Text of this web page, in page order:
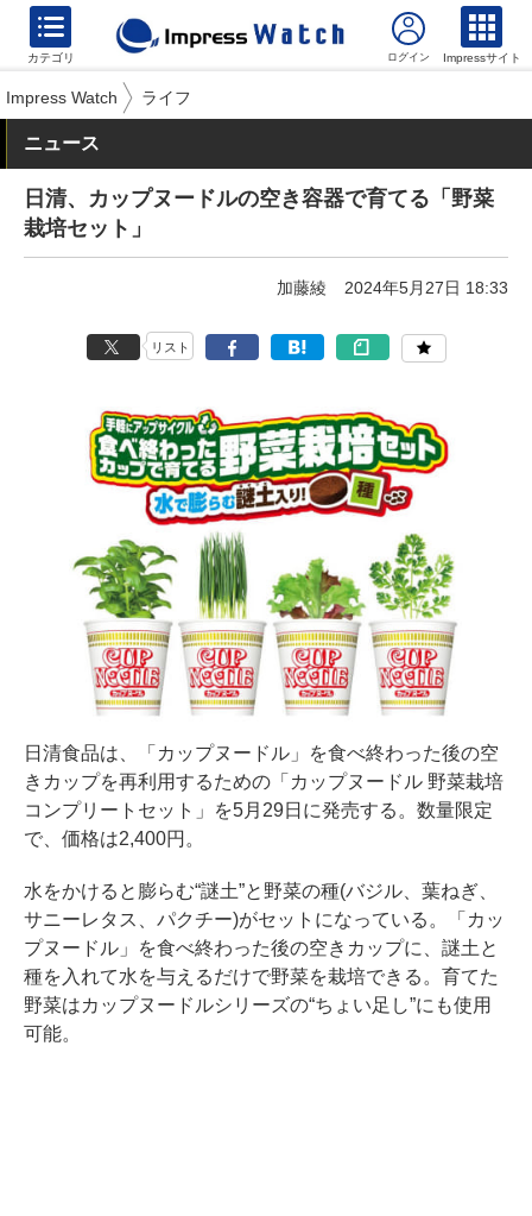
カテゴリ Impressサイト
Impress Watch ライフ
ニュース
日清、カップヌードルの空き容器で育てる「野菜
栽培セット」
加藤綾 2024年5月27日 18:33
リスト
日清食品は、「カップヌードル」を食べ終わった後の空
きカップを再利用するための「カップヌードル 野菜栽培
コンプリートセット」を5月29日に発売する。数量限定
で、価格は2,400円。
水をかけると膨らむ“謎土”と野菜の種(バジル、葉ねぎ、
サニーレタス、パクチー)がセットになっている。「カッ
プヌードル」を食べ終わった後の空きカップに、謎土と
種を入れて水を与えるだけで野菜を栽培できる。育てた
野菜はカップヌードルシリーズの“ちょい足し”にも使用
可能。